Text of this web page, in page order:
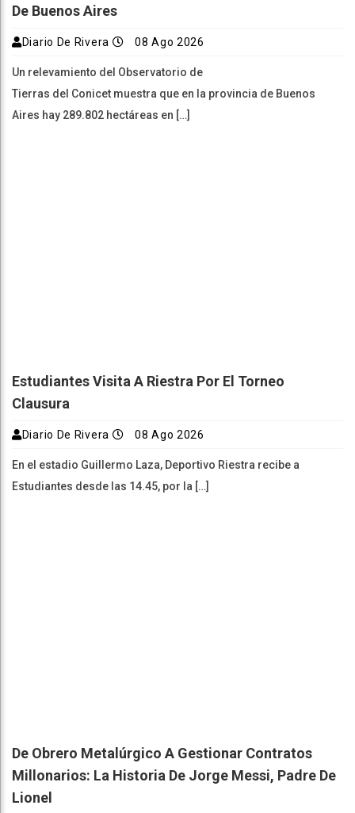
De Buenos Aires
Diario De Rivera 08 Ago 2026
Un relevamiento del Observatorio de
Tierras del Conicet muestra que en la provincia de Buenos
Aires hay 289.802 hectáreas en […]
Estudiantes Visita A Riestra Por El Torneo
Clausura
Diario De Rivera 08 Ago 2026
En el estadio Guillermo Laza, Deportivo Riestra recibe a
Estudiantes desde las 14.45, por la […]
De Obrero Metalúrgico A Gestionar Contratos
Millonarios: La Historia De Jorge Messi, Padre De
Lionel